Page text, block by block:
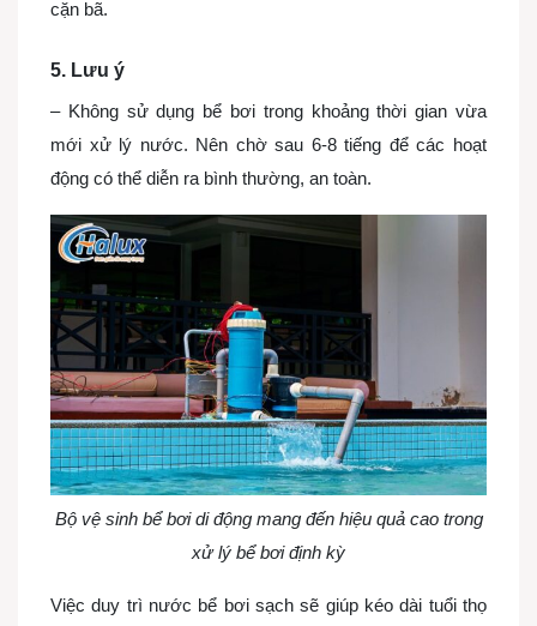
cặn bã.
5. Lưu ý
– Không sử dụng bể bơi trong khoảng thời gian vừa
mới xử lý nước. Nên chờ sau 6-8 tiếng để các hoạt
động có thể diễn ra bình thường, an toàn.
Bộ vệ sinh bể bơi di động mang đến hiệu quả cao trong
xử lý bể bơi định kỳ
Việc duy trì nước bể bơi sạch sẽ giúp kéo dài tuổi thọ